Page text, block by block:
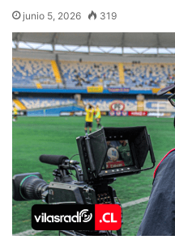
junio 5, 2026 319